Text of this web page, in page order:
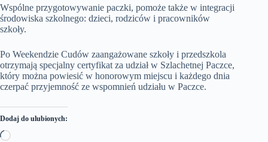
Wspólne przygotowywanie paczki, pomoże także w integracji
środowiska szkolnego: dzieci, rodziców i pracowników
szkoły.
Po Weekendzie Cudów zaangażowane szkoły i przedszkola
otrzymają specjalny certyfikat za udział w Szlachetnej Paczce,
który można powiesić w honorowym miejscu i każdego dnia
czerpać przyjemność ze wspomnień udziału w Paczce.
Dodaj do ulubionych:
Wczytywanie…